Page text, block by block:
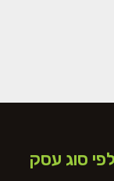
סוג עסק